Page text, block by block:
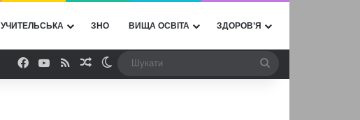
УЧИТЕЛЬСЬКА ЗНО ВИЩА ОСВІТА ЗДОРОВ’Я
Facebook
YouTube
RSSВипадкова стаття
Switch skin